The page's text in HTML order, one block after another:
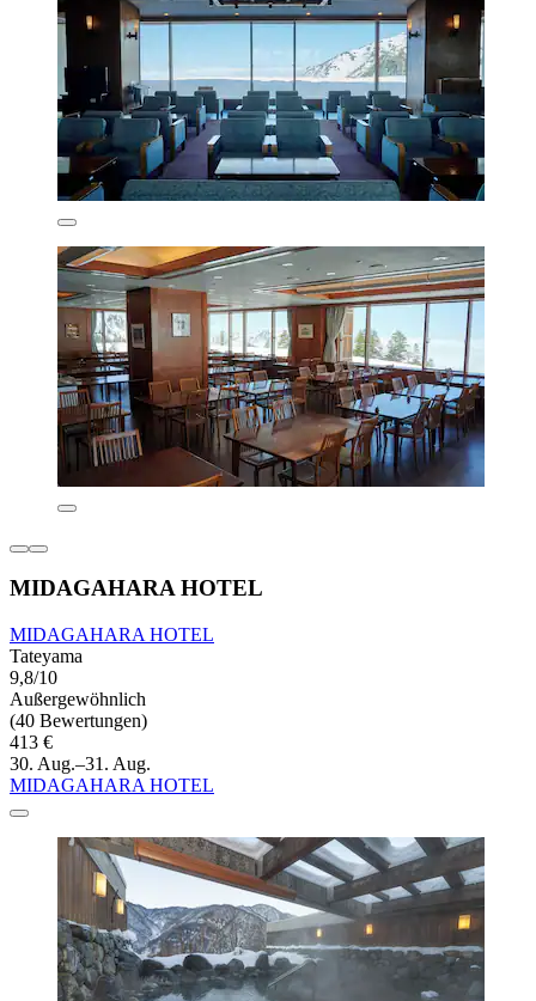
MIDAGAHARA HOTEL
MIDAGAHARA HOTEL
Tateyama
9,8/10
Außergewöhnlich
(40 Bewertungen)
413 €
30. Aug.–31. Aug.
MIDAGAHARA HOTEL